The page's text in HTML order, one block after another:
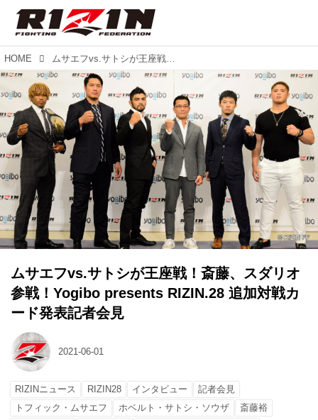
HOME ムサエフvs.サトシが王座戦！斎藤、スダリオ参戦！Yogibo presents RIZIN.28 追加対戦カード発表記者会見
ムサエフvs.サトシが王座戦！斎藤、スダリオ
参戦！Yogibo presents RIZIN.28 追加対戦カ
ード発表記者会見
2021-06-01
RIZINニュース RIZIN28 インタビュー
記者会見
トフィック・ムサエフ
ホベルト・サトシ・ソウザ
斎藤裕